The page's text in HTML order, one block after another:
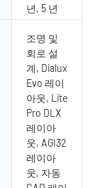
년, 5 년
조명 및
회로 설
계, Dialux
Evo 레이
아웃, Lite
Pro DLX
레이아
웃, AGI32
레이아
웃, 자동